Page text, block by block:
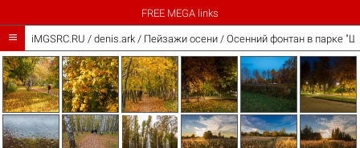
FREE MEGA links
 iMGSRC.RU / denis.ark/ Пейзажи осени / Осенний фонтан в парке